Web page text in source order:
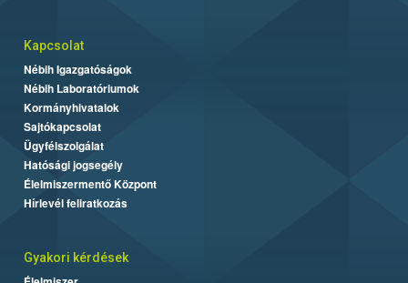
Kapcsolat
Nébih Igazgatóságok
Nébih Laboratóriumok
Kormányhivatalok
Sajtókapcsolat
Ügyfélszolgálat
Hatósági jogsegély
Élelmiszermentő Központ
Hírlevél feliratkozás
Gyakori kérdések